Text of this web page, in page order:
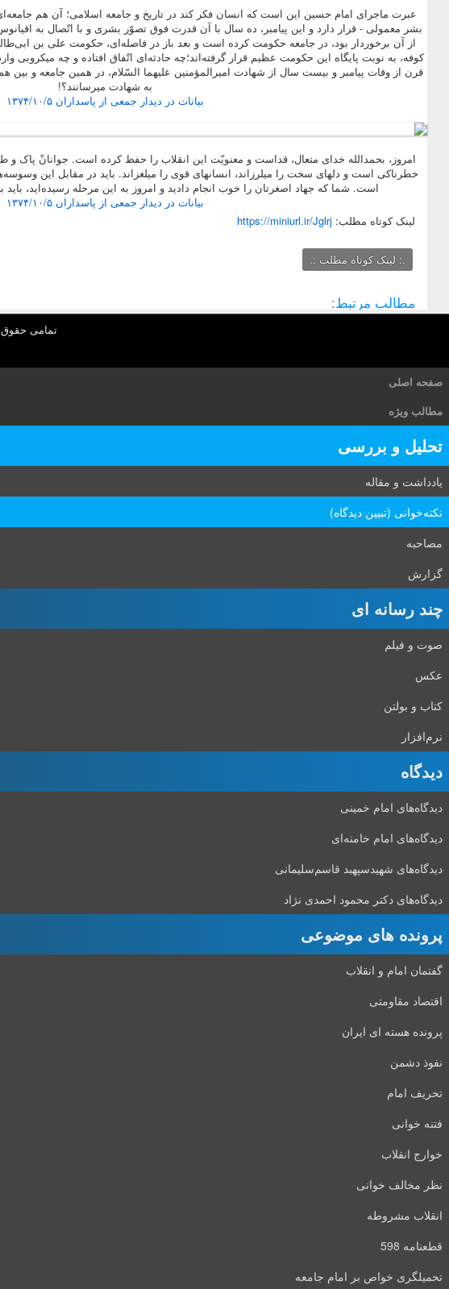
عبرت ماجرای امام حسین این است که انسان فکر کند در تاریخ و جامعه اسلامی؛ آن هم
بشر معمولی - قرار دارد و این پیامبر، ده سال با آن قدرت فوق تصوّر بشری و با اتّصال به
از آن برخوردار بود، در جامعه حکومت کرده است و بعد باز در فاصله‌ای، حکومت علی بن
کوفه، به نوبت پایگاه این حکومت عظیم قرار گرفته‌اند؛چه حادثه‌ای اتّفاق افتاده و چه میکروبی
قرن از وفات پیامبر و بیست سال از شهادت امیرالمؤمنین علیهما السّلام، در همین جامعه و
به شهادت میرسانند؟!
بیانات در دیدار جمعی از پاسداران ۱۳۷۴/۱۰/۵
امروز، بحمدالله خدای متعال، قداست و معنویّت این انقلاب را حفظ کرده است. جوانانْ پاک و
خطرناکی است و دلهای سخت را میلرزاند، انسانهای قوی را میلغزاند. باید در مقابل این
است. شما که جهاد اصغرتان را خوب انجام دادید و امروز به این مرحله رسیده‌اید، باید
بیانات در دیدار جمعی از پاسداران ۱۳۷۴/۱۰/۵
لينک کوتاه مطلب: https://miniurl.ir/Jglrj
.: لینک کوتاه مطلب :.
مطالب مرتبط:
تمامی حقوق
صفحه اصلی
مطالب ویژه
تحلیل و بررسی
یادداشت و مقاله
نکته‌خوانی (تبیین دیدگاه)
مصاحبه
گزارش
چند رسانه ای
صوت و فیلم
عکس
کتاب و بولتن
نرم‌افزار
دیدگاه‌
دیدگاه‌های امام خمینی
دیدگاه‌های امام خامنه‌ای
دیدگاه‌های شهید‌سپهبد قاسم‌سلیمانی
دیدگاه‌های دکتر محمود احمدی نژاد
پرونده های موضوعی
گفتمان امام و انقلاب
اقتصاد مقاومتی
پرونده هسته ای ایران
نفوذ دشمن
تحریف امام
فتنه خوانی
خوارج انقلاب
نظر مخالف خوانی
انقلاب مشروطه
قطعنامه 598
تحمیلگری خواص بر امام جامعه